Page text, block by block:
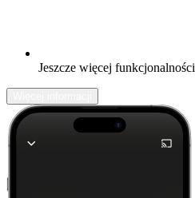
Jeszcze więcej funkcjonalności